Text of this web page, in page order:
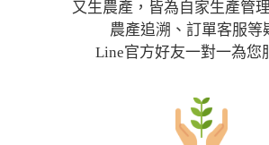
又生農產，皆為自家生產管
農產追溯、訂單客服等
Line官方好友一對一為您